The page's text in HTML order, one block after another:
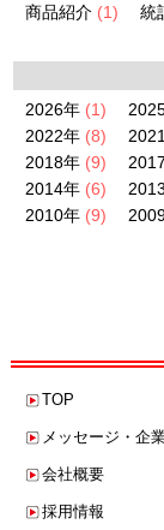
商品紹介 (1) 統
2026年 (1)
2022年 (8)
2018年 (9)
2014年 (6)
2010年 (9)
TOP
メッセージ・企
会社概要
採用情報